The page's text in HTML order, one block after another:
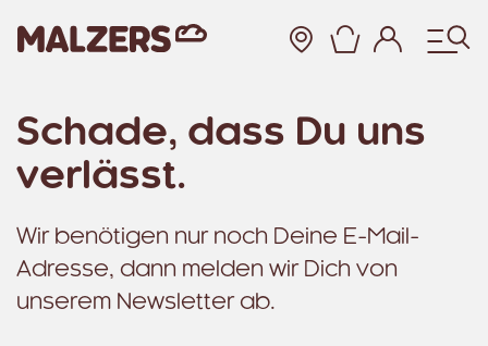
Zum Hauptinhalt
Schade, dass Du uns
verlässt.
Wir benötigen nur noch Deine E-Mail-
Adresse, dann melden wir Dich von
unserem Newsletter ab.